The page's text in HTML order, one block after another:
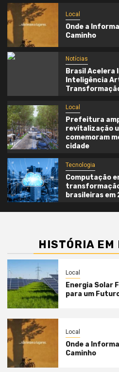
Local
Onde a
Caminho
Notícias
Brasil Acelera
Inteligência
Local
Prefeitura
revitalização
comemoram
cidade
Tecnologia
Computação
brasileiras em
HISTÓRIA EM
Local
Energia Solar
para um
Local
Onde a
Caminho